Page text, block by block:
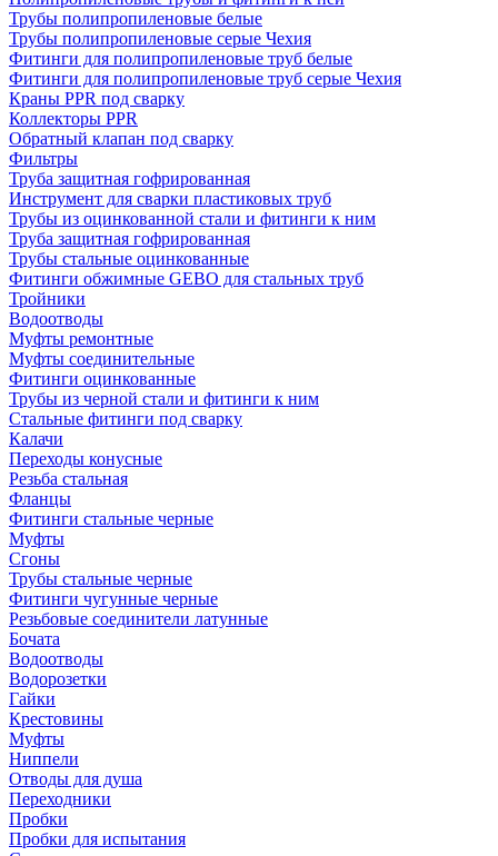
Трубы полипропиленовые белые
Трубы полипропиленовые серые Чехия
Фитинги для полипропиленовые труб белые
Фитинги для полипропиленовые труб серые Чехия
Краны PPR под сварку
Коллекторы PPR
Обратный клапан под сварку
Фильтры
Труба защитная гофрированная
Инструмент для сварки пластиковых труб
Трубы из оцинкованной стали и фитинги к ним
Труба защитная гофрированная
Трубы стальные оцинкованные
Фитинги обжимные GEBO для стальных труб
Тройники
Водоотводы
Муфты ремонтные
Муфты соединительные
Фитинги оцинкованные
Трубы из черной стали и фитинги к ним
Стальные фитинги под сварку
Калачи
Переходы конусные
Резьба стальная
Фланцы
Фитинги стальные черные
Муфты
Сгоны
Трубы стальные черные
Фитинги чугунные черные
Резьбовые соединители латунные
Бочата
Водоотводы
Водорозетки
Гайки
Крестовины
Муфты
Ниппели
Отводы для душа
Переходники
Пробки
Пробки для испытания